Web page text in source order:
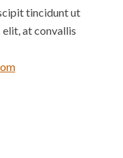
tincidunt ut
at convallis